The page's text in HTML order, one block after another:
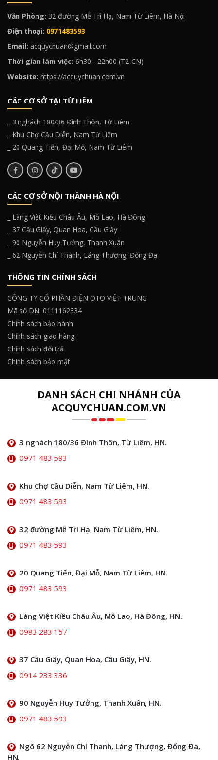
Văn Phòng: 32 đường Mễ Trì Hạ, Nam Từ Liêm, Hà Nội
Điện thoại: 0971483593
Email: acquychuan@gmail.com
Thời gian làm việc: 6h30 - 22h00 (T2-CN)
Website: https://acquychuan.com.vn
CÁC CƠ SỞ TẠI TỪ LIÊM
_ 3 nghách 180/36 Đình Thôn, Từ Liêm
_ Khu Chợ Cầu Diễn, Nam Từ Liêm
_ 20 Quang Tiến, Đại Mỗ, Nam Từ Liêm
CÁC CƠ SỞ NỘI THÀNH HÀ NỘI
_ Làng Việt Kiều Châu Âu, Mỗ Lao, Hà Đông
_ 37 Cầu Giấy, Quan Hoa, Cầu Giấy
_ 90 Nguyễn Huy Tưởng, Thanh Xuân
_ 62 Nguyễn Chí Thanh, Láng Thượng, Đống Đa
THÔNG TIN CHÍNH SÁCH
CÔNG TY CỔ PHẦN ĐIỆN OTO VIỆT TRUNG
Mã số DN: 0111162334
Chính sách bảo hành
Chính sách giao hàng
Chính sách đổi trả
Chính sách bảo mật
DANH SÁCH CHI NHÁNH CỦA
ACQUYCHUAN.COM.VN
3 nghách 180/36 Đình Thôn, Từ Liêm, HN.
0971 483 593
Khu Chợ Cầu Diễn, Nam Từ Liêm, HN.
0971 483 593
32 đường Mễ Trì Hạ, Nam Từ Liêm, HN.
0971 483 593
20 Quang Tiến, Đại Mỗ, Nam Từ Liêm, HN.
0971 483 593
Làng Việt Kiều Châu Âu, Mỗ Lao, Hà Đông, HN.
0983 283 157
37 Cầu Giấy, Quan Hoa, Cầu Giấy, HN.
0914 233 336
90 Nguyễn Huy Tưởng, Thanh Xuân, HN.
0971 483 593
Ngõ 62 Nguyễn Chí Thanh, Láng Thượng, Đống Đa,
HN.